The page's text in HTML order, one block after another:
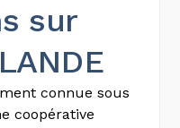
sur
connue sous
coopérative